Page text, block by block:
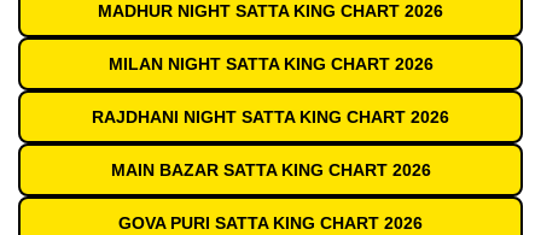
MADHUR NIGHT SATTA KING CHART 2026
MILAN NIGHT SATTA KING CHART 2026
RAJDHANI NIGHT SATTA KING CHART 2026
MAIN BAZAR SATTA KING CHART 2026
GOVA PURI SATTA KING CHART 2026